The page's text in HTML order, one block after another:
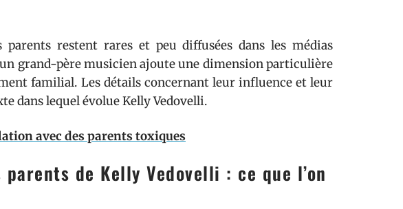
restent rares et peu diffusées dans les médias
grand-père musicien ajoute une dimension particulière
familial. Les détails concernant leur influence et leur
dans lequel évolue Kelly Vedovelli.
avec des parents toxiques
de Kelly Vedovelli : ce que l’on